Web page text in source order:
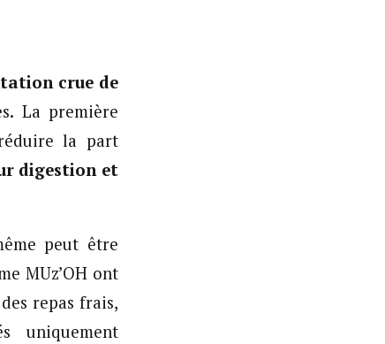
crue de
La première
la part
digestion et
peut être
MUz’OH ont
repas frais,
uniquement